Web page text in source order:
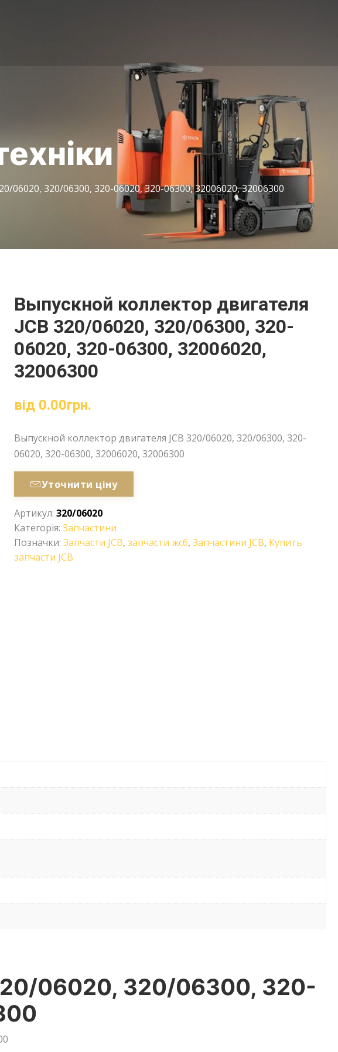
06020, 320/06300, 320-06020, 320-06300, 32006020, 32006300
Выпускной коллектор двигателя
JCB 320/06020, 320/06300, 320-
06020, 320-06300, 32006020,
32006300
від 0.00грн.
Выпускной коллектор двигателя JCB 320/06020, 320/06300, 320-
06020, 320-06300, 32006020, 32006300
Уточнити ціну
Артикул:320/06020
Категорія:Запчастини
Позначки:Запчасти JCB,запчасти жсб,Запчастини JCB, Купить
запчасти JCB
06020, 320/06300, 320-